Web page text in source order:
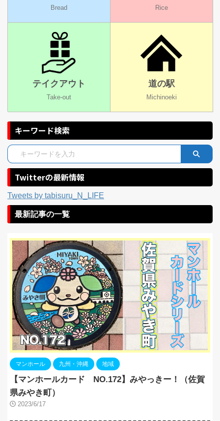
Bread Rice
テイクアウト
Take-out
道の駅
Michinoeki
キーワード検索
Twitterの最新情報
Tweets by tabisuru_N_LIFE
最新記事の一覧
マンホール 九州・沖縄 地域
【マンホールカード NO.172】みやっきー！（佐賀
県みやき町）
2023/6/17